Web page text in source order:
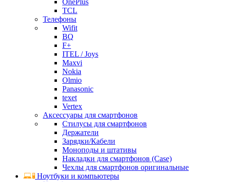
OnePlus
TCL
Телефоны
Wifit
BQ
F+
ITEL / Joys
Maxvi
Nokia
Olmio
Panasonic
texet
Vertex
Аксессуары для смартфонов
Стилусы для смартфонов
Держатели
Зарядки/Кабели
Моноподы и штативы
Накладки для смартфонов (Case)
Чехлы для смартфонов оригинальные
Ноутбуки и компьютеры